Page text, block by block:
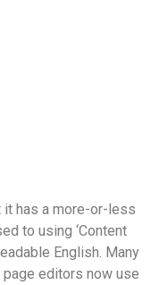
has a more-or-less
to using ‘Content
English. Many
editors now use